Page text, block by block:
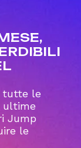
tutte le
ultime
Jump
le